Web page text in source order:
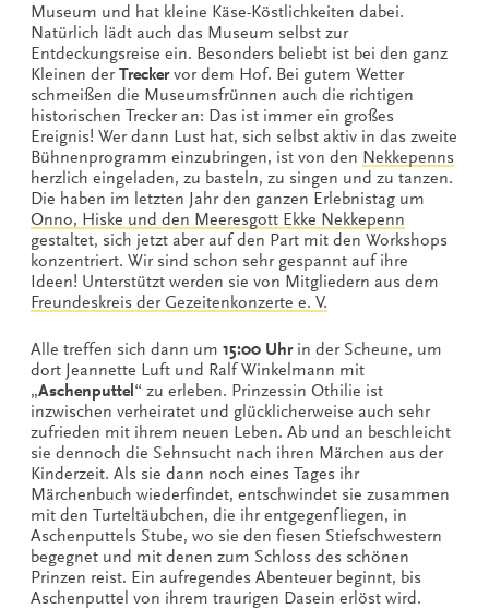
Museum und hat kleine Käse-Köstlichkeiten dabei.
Natürlich lädt auch das Museum selbst zur
Entdeckungsreise ein. Besonders beliebt ist bei den ganz
Kleinen derTreckervor dem Hof. Bei gutem Wetter
schmeißen die Museumsfrünnen auch die richtigen
historischen Trecker an: Das ist immer ein großes
Ereignis! Wer dann Lust hat, sich selbst aktiv in das zweite
Bühnenprogramm einzubringen, ist von den Nekkepenns
herzlich eingeladen, zu basteln, zu singen und zu tanzen.
Die haben im letzten Jahr den ganzen Erlebnistag um
Onno, Hiske und den Meeresgott Ekke Nekkepenn
gestaltet, sich jetzt aber auf den Part mit den Workshops
konzentriert. Wir sind schon sehr gespannt auf ihre
Ideen! Unterstützt werden sie von Mitgliedern aus dem
Freundeskreis der Gezeitenkonzerte e. V.
Alle treffen sich dann um 15:00 Uhrin der Scheune, um
dort Jeannette Luft und Ralf Winkelmann mit
„Aschenputtel “ zu erleben. Prinzessin Othilie ist
inzwischen verheiratet und glücklicherweise auch sehr
zufrieden mit ihrem neuen Leben. Ab und an beschleicht
sie dennoch die Sehnsucht nach ihren Märchen aus der
Kinderzeit. Als sie dann noch eines Tages ihr
Märchenbuch wiederfindet, entschwindet sie zusammen
mit den Turteltäubchen, die ihr entgegenfliegen, in
Aschenputtels Stube, wo sie den fiesen Stiefschwestern
begegnet und mit denen zum Schloss des schönen
Prinzen reist. Ein aufregendes Abenteuer beginnt, bis
Aschenputtel von ihrem traurigen Dasein erlöst wird.